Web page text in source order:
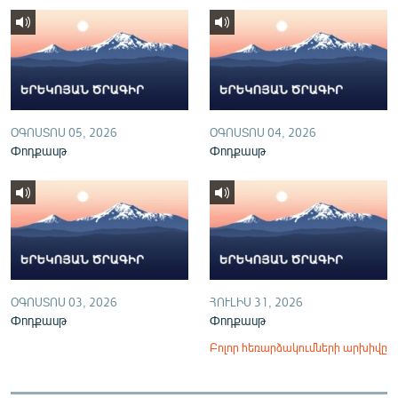
English
Русский
ՀԵՏԵՎԵՔ ՄԵԶ
«Ազատության» բոլոր կայքերը
ՕԳՈՍՏՈՍ 05, 2026
Փոդքասթ
ՕԳՈՍՏՈՍ 04, 2026
Փոդքասթ
ՕԳՈՍՏՈՍ 03, 2026
Փոդքասթ
ՀՈՒԼԻՍ 31, 2026
Փոդքասթ
Բոլոր հեռարձակումների արխիվը